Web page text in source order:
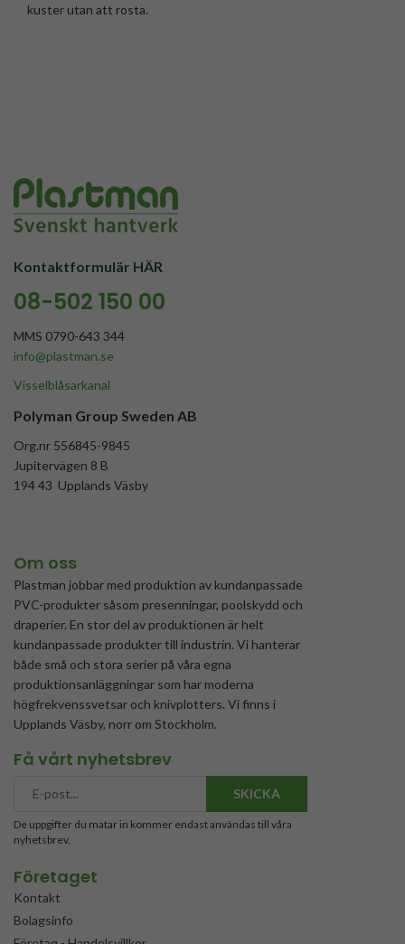
kuster utan att rosta.
Kontaktformulär HÄR
08-502 150 00
MMS 0790-643 344
info@plastman.se
Visselblåsarkanal
Polyman Group Sweden AB
Org.nr 556845-9845
Jupitervägen 8 B
194 43 Upplands Väsby
Om oss
Plastman jobbar med produktion av kundanpassade
PVC-produkter såsom presenningar, poolskydd och
draperier. En stor del av produktionen är helt
kundanpassade produkter till industrin. Vi hanterar
både små och stora serier på våra egna
produktionsanläggningar som har moderna
högfrekvenssvetsar och knivplotters. Vi finns i
Upplands Väsby, norr om Stockholm.
Få vårt nyhetsbrev
SKICKA
De uppgifter du matar in kommer endast användas till våra
nyhetsbrev.
Företaget
Kontakt
Bolagsinfo